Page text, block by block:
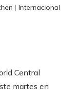
| Internacional
Central
martes en